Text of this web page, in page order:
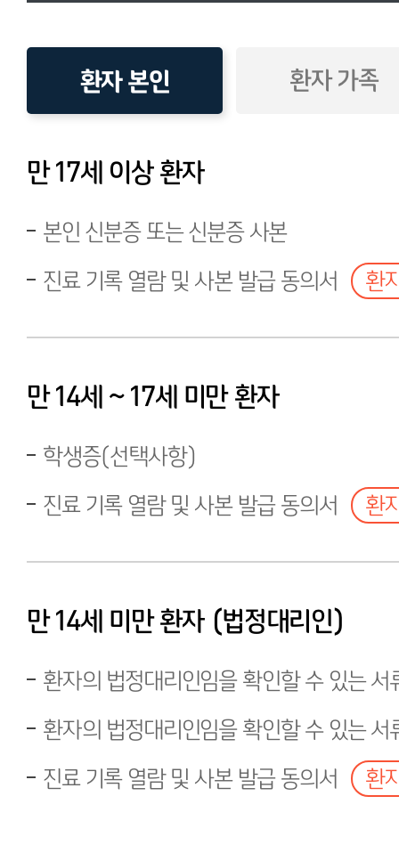
환자 본인 환자 가족
만 17세 이상 환자
본인 신분증 또는 신분증 사본
진료 기록 열람 및 사본 발급 동의서
환
만 14세 ~ 17세 미만 환자
학생증(선택사항)
진료 기록 열람 및 사본 발급 동의서
환
만 14세 미만 환자 (법정대리인)
환자의 법정대리인임을 확인할 수 있는 서
환자의 법정대리인임을 확인할 수 있는 서
진료 기록 열람 및 사본 발급 동의서
환